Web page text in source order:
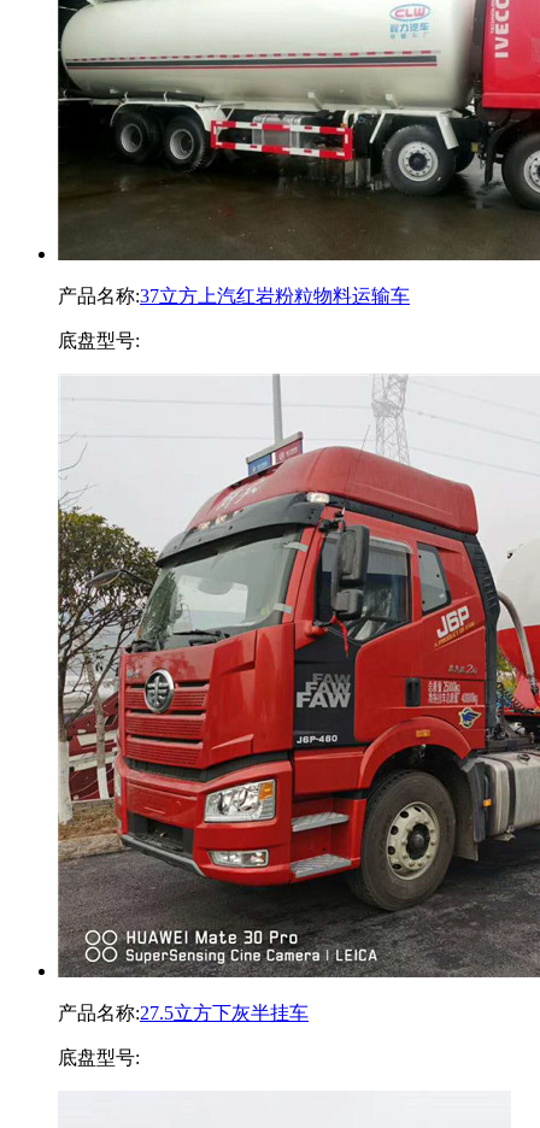
产品名称:37立方上汽红岩粉粒物料运输车
底盘型号:
产品名称:27.5立方下灰半挂车
底盘型号: